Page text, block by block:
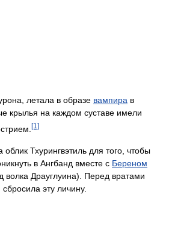
летала в образе вампира в
крылья на каждом суставе имели
[1]
облик Тхурингвэтиль для того, чтобы
в Ангбанд вместе с Береном
волка Драуглуина). Перед вратами
эту личину.